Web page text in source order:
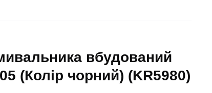
вбудований
(Колір чорний) (KR5980)